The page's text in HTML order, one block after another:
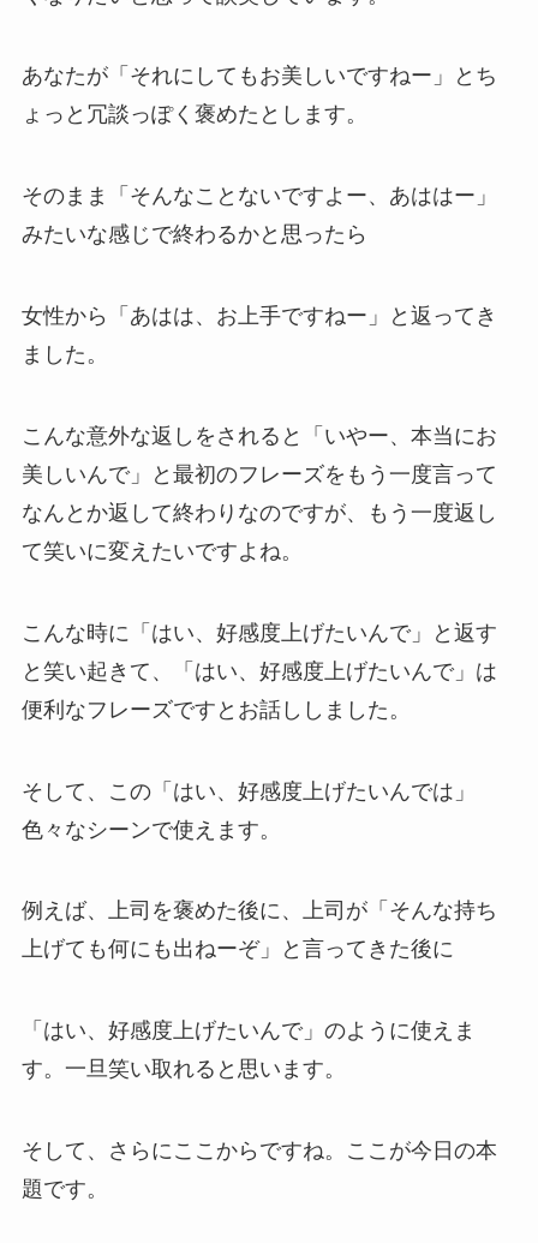
あなたが「それにしてもお美しいですねー」とち
ょっと冗談っぽく褒めたとします。
そのまま「そんなことないですよー、あははー」
みたいな感じで終わるかと思ったら
女性から「あはは、お上手ですねー」と返ってき
ました。
こんな意外な返しをされると「いやー、本当にお
美しいんで」と最初のフレーズをもう一度言って
なんとか返して終わりなのですが、もう一度返し
て笑いに変えたいですよね。
こんな時に「はい、好感度上げたいんで」と返す
と笑い起きて、「はい、好感度上げたいんで」は
便利なフレーズですとお話ししました。
そして、この「はい、好感度上げたいんでは」
色々なシーンで使えます。
例えば、上司を褒めた後に、上司が「そんな持ち
上げても何にも出ねーぞ」と言ってきた後に
「はい、好感度上げたいんで」のように使えま
す。一旦笑い取れると思います。
そして、さらにここからですね。ここが今日の本
題です。